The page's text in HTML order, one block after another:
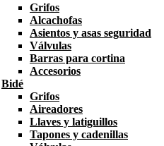
Grifos
Alcachofas
Asientos y asas seguridad
Válvulas
Barras para cortina
Accesorios
Bidé
Grifos
Aireadores
Llaves y latiguillos
Tapones y cadenillas